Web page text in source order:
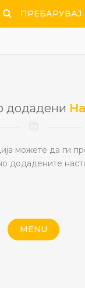
ПРЕБАРУВАЈ
додадени
можете да ги
додадените
MENU